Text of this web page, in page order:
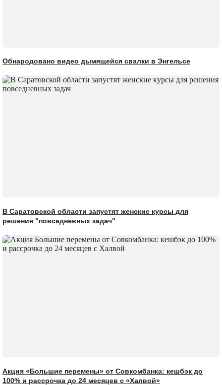
Обнародовано видео дымящейся свалки в Энгельсе
В Саратовской области запустят женские курсы для
решения "повседневных задач"
Акция «Большие перемены» от Совкомбанка: кешбэк до
100% и рассрочка до 24 месяцев с «Халвой»